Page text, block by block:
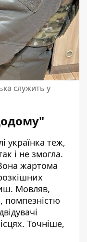
служить у
українка теж,
і не змогла.
жартома
Мовляв,
помпезністю
Точніше,